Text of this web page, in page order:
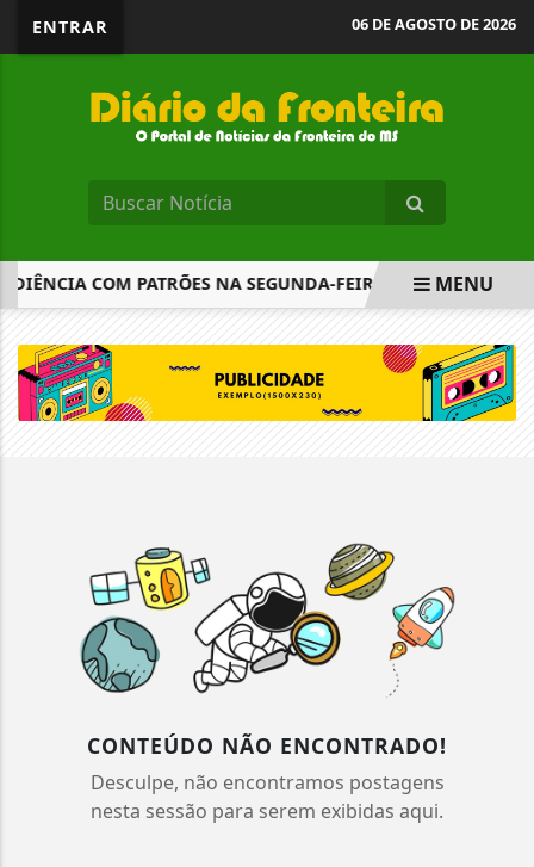
ENTRAR 06 DE AGOSTO DE 2026
COM PATRÕES NA SEGUNDA-FEIRA PROJETO
MENU
CONTEÚDO NÃO ENCONTRADO!
Desculpe, não encontramos postagens
nesta sessão para serem exibidas aqui.